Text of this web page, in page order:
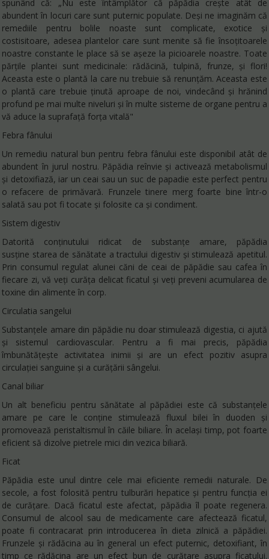
spunând că: „Nu este întâmplător că păpădia crește atât de
abundent în locuri care sunt puternic populate. Deși ne imaginăm că
remediile pentru bolile noaste sunt complicate, exotice și
costisitoare, adesea plantelor care sunt menite să fie însoțitoarele
noastre constante le place să se așeze la picioarele noastre. Toate
părțile plantei sunt medicinale: rădăcină, tulpină, frunze, și flori!
Aceasta este o plantă la care nu trebuie să renunțăm. Aceasta este
o plantă care trebuie ținută aproape de noi, vindecând și hrănind
profund pe mai multe niveluri și în multe sisteme de organe pentru a
vă aduce la suprafață forța vitală"
Febra fânului
Un remediu natural bun pentru febra fânului este disponibil atât de
abundent în jurul nostru. Păpădia reînvie și activează metabolismul
și detoxifiază, iar un ceai sau un suc de papadie este perfect pentru
o refacere de primăvară. Frunzele tinere merg foarte bine într-o
salată sau pot fi tocate și folosite ca și condiment.
Sistem digestiv
Datorită conținutului ridicat de substanțe amare, păpădia
susține starea de sănătate a tractului digestiv și stimulează apetitul.
Prin consumul regulat alunei căni de ceai de păpădie sau cafea în
fiecare zi, vă veți curăța delicat ficatul și veți preveni acumularea de
toxine din alimente în corp.
Circulatia sangelui
Substanțele amare din păpădie nu doar stimulează digestia, ci ajută
și sistemul cardiovascular. Pentru a fi mai precis, păpădia
îmbunătățește activitatea inimii și are un efect pozitiv asupra
circulației sanguine și a curățării sângelui.
Canal biliar
Un alt beneficiu pentru sănătate al păpădiei este că substanțele
amare pe care le conține stimulează fluxul bilei în duoden și
promovează peristaltismul în căile biliare. În același timp, pot foarte
eficient să dizolve pietrele mici din vezica biliară.
Ficat
Păpădia este unul dintre cele mai eficiente remedii naturale. De
secole, a fost folosită pentru tulburări hepatice și pentru funcția ei
de curățare. Dacă ficatul este afectat, păpădia îl poate regenera.
Consumul de alcool sau de medicamente care afectează ficatul,
poate fi contracarat prin introducerea în dieta zilnică a păpădiei.
Frunzele și rădăcina au în general un efect puternic, detoxifiant, în
timp ce rădăcina are un efect bun de curățare asupra ficatului.